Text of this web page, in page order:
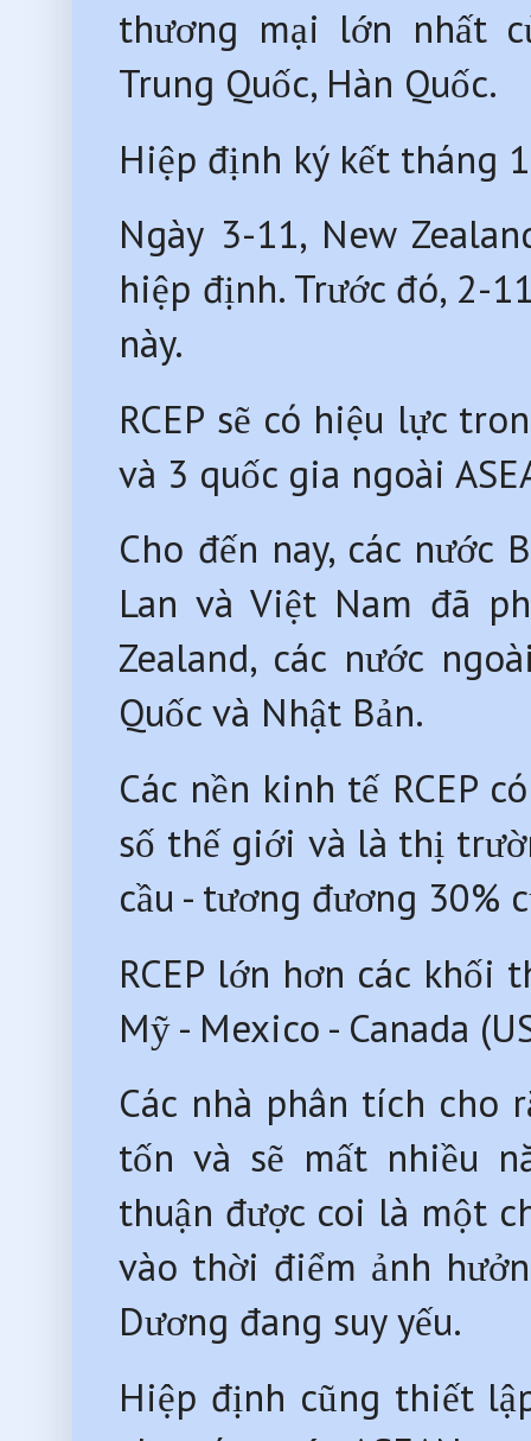
thương mại lớn nhất
Trung Quốc, Hàn Quốc.
Hiệp định ký kết tháng
Ngày 3-11, New
hiệp định. Trước đó, 2-
này.
RCEP sẽ có hiệu lực
và 3 quốc gia ngoài
Cho đến nay, các nước
Lan và Việt Nam đã
Zealand, các nước
Quốc và Nhật Bản.
Các nền kinh tế RCEP
số thế giới và là thị
cầu - tương đương 30%
RCEP lớn hơn các khối
Mỹ - Mexico - Canada
Các nhà phân tích cho
tốn và sẽ mất nhiều
thuận được coi là một
vào thời điểm ảnh
Dương đang suy yếu.
Hiệp định cũng thiết